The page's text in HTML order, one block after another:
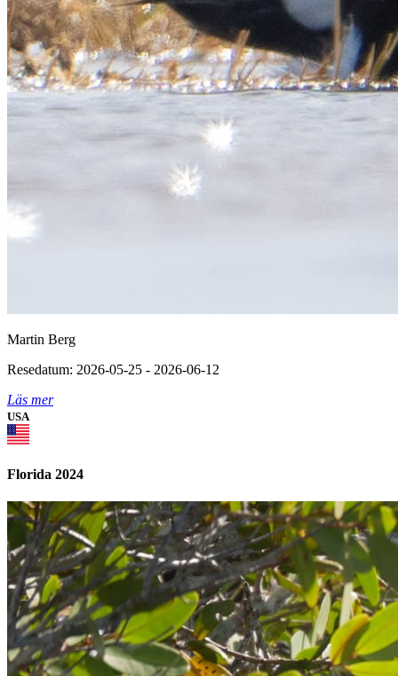
Martin Berg
Resedatum: 2026-05-25 - 2026-06-12
Läs mer
USA
Florida 2024